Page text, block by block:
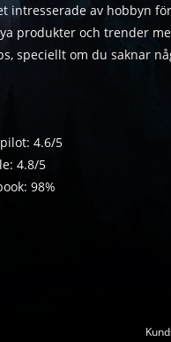
intresserade av hobbyn
produkter och trender
speciellt om du saknar
4.6/5
4.8/5
98%